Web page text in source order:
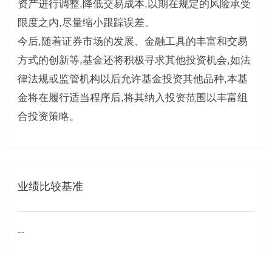
资产进行调整,降低交易成本,以期在规定的风险承受
限度之内,尽量缩小跟踪误差。
今后,随着证券市场的发展、金融工具的丰富和交易
方式的创新等,基金还将积极寻求其他投资机会,如法
律法规或监管机构以后允许基金投资其他品种,本基
金将在履行适当程序后,将其纳入投资范围以丰富组
合投资策略。
业绩比较基准
--